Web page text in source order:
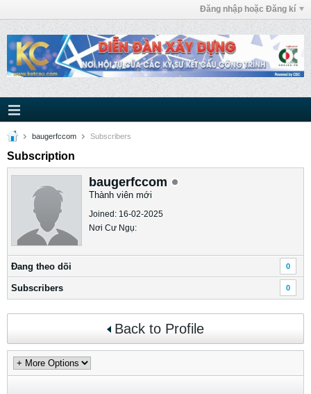
Đăng nhập hoặc Đăng kí
baugerfccom Subscribers
Subscription
baugerfccom
Thành viên mới
Joined: 16-02-2025
Nơi Cư Ngụ:
Ðang theo dõi 0
Subscribers 0
Back to Profile